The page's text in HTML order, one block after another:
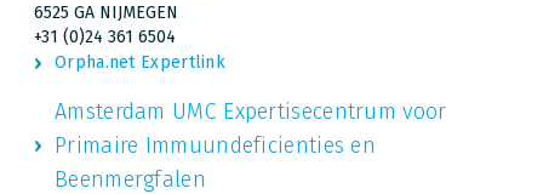
6525 GA NIJMEGEN
+31 (0)24 361 6504
Orpha.net Expertlink
Amsterdam UMC Expertisecentrum voor
Primaire Immuundeficienties en
Beenmergfalen